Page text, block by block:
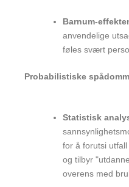
Barnum-
anvendelige
føles svært
Probabilistiske
Statistisk
for å forutsi
og tilbyr
overens med